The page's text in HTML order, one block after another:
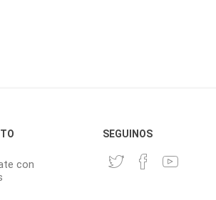
con
SEGUINOS